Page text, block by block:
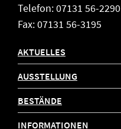
Telefon: 07131 56-2290
Fax: 07131 56-3195
AKTUELLES
AUSSTELLUNG
BESTÄNDE
INFORMATIONEN